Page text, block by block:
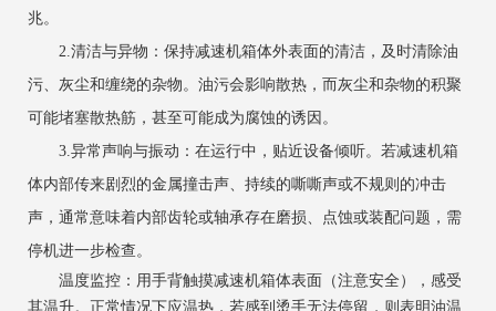
兆。
2.清洁与异物：保持减速机箱体外表面的清洁，及时清除油
污、灰尘和缠绕的杂物。油污会影响散热，而灰尘和杂物的积聚
可能堵塞散热筋，甚至可能成为腐蚀的诱因。
3.异常声响与振动：在运行中，贴近设备倾听。若减速机箱
体内部传来剧烈的金属撞击声、持续的嘶嘶声或不规则的冲击
声，通常意味着内部齿轮或轴承存在磨损、点蚀或装配问题，需
停机进一步检查。
温度监控：用手背触摸减速机箱体表面（注意安全），感受
其温升。正常情况下应温热，若感到烫手无法停留，则表明油温